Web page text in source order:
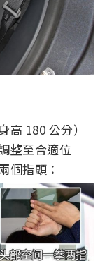
180 公分）
整至合適位
個指頭：